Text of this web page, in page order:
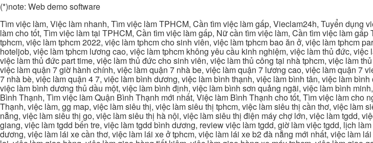
(*)note: Web demo software
Tìm việc làm, Việc làm nhanh, Tìm việc làm TPHCM, Cần tìm việc làm gấp, Vieclam24h, Tuyển
làm cho tốt, Tìm việc làm tại TPHCM, Cần tìm việc làm gấp, Nữ cần tìm việc làm, Cần tìm việc làm
tphcm, việc làm tphcm 2022, việc làm tphcm cho sinh viên, việc làm tphcm bao ăn ở, việc làm tphcm
hoteljob, việc làm tphcm lương cao, việc làm tphcm không yêu cầu kinh nghiệm, việc làm thủ đức,
việc làm thủ đức part time, việc làm thủ đức cho sinh viên, việc làm thủ công tại nhà tphcm, việc làm
việc làm quận 7 giờ hành chính, việc làm quận 7 nhà be, việc làm quận 7 lương cao, việc làm quận 7
7 nhà bè, việc làm quận 4 7, việc làm bình dương, việc làm bình thạnh, việc làm bình tân, việc làm
việc làm bình dương thủ dầu một, việc làm bình định, việc làm bình sơn quảng ngãi, việc làm bình
Bình Thạnh, Tìm việc làm Quận Bình Thạnh mới nhất, Việc làm Bình Thạnh cho tốt, Tìm việc làm
Thạnh, việc làm, gg map, việc làm siêu thị, việc làm siêu thị tphcm, việc làm siêu thị cần thơ, việc làm
nẵng, việc làm siêu thị go, việc làm siêu thị hà nội, việc làm siêu thị điện máy chợ lớn, việc làm tgdd,
giang, việc làm tgdd bến tre, việc làm tgdd bình dương, review việc làm tgdd, giờ làm việc tgdd, lịch
dương, việc làm lái xe cần thơ, việc làm lái xe ở tphcm, việc làm lái xe b2 đà nẵng mới nhất, việc làm